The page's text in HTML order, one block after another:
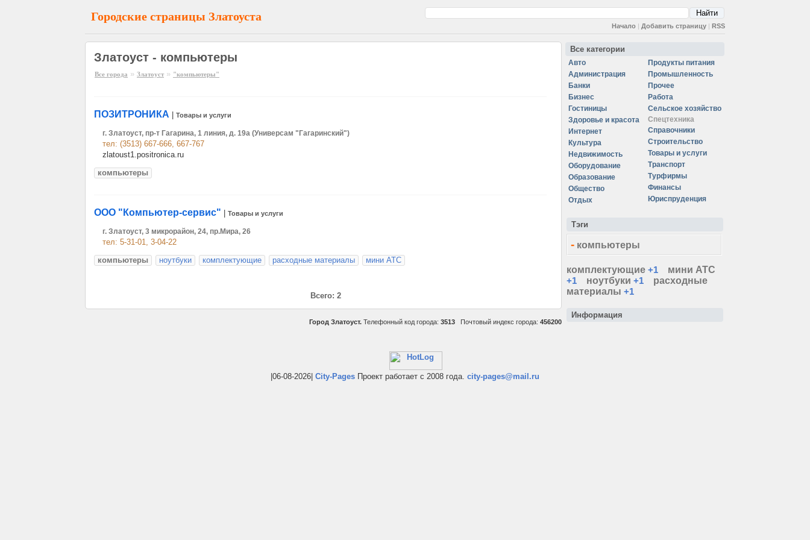
Городские страницы Златоуста
Начало | Добавить страницу | RSS
Златоуст - компьютеры
Все города » Златоуст » "компьютеры"
ПОЗИТРОНИКА Товары и услуги
г. Златоуст, пр-т Гагарина, 1 линия, д. 19а (Универсам "Гагаринский")
тел: (3513) 667-666, 667-767
zlatoust1.positronica.ru
компьютеры
ООО "Компьютер-сервис" Товары и услуги
г. Златоуст, 3 микрорайон, 24, пр.Мира, 26
тел: 5-31-01, 3-04-22
компьютеры
ноутбуки комплектующие расходные материалы мини АТС
Всего: 2
Город Златоуст. Телефонный код города: 3513 Почтовый индекс города: 456200
Все категории
Авто
Администрация
Банки
Бизнес
Гостиницы
Здоровье и красота
Интернет
Культура
Недвижимость
Оборудование
Образование
Общество
Отдых
Продукты питания
Промышленность
Прочее
Работа
Сельское хозяйство
Спецтехника
Справочники
Строительство
Товары и услуги
Транспорт
Турфирмы
Финансы
Юриспруденция
Тэги
- компьютеры
комплектующие +1
мини АТС
+1
ноутбуки +1
расходные
материалы +1
Информация
|06-08-2026| City-Pages Проект работает с 2008 года. city-pages@mail.ru